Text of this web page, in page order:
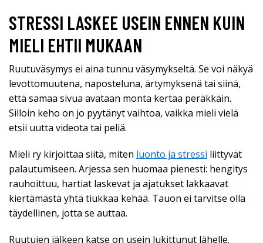
STRESSI LASKEE USEIN ENNEN KUIN
MIELI EHTII MUKAAN
Ruutuväsymys ei aina tunnu väsymykseltä. Se voi näkyä
levottomuutena, naposteluna, ärtymyksenä tai siinä,
että samaa sivua avataan monta kertaa peräkkäin.
Silloin keho on jo pyytänyt vaihtoa, vaikka mieli vielä
etsii uutta videota tai peliä.
Mieli ry kirjoittaa siitä, miten luonto ja stressi liittyvät
palautumiseen. Arjessa sen huomaa pienesti: hengitys
rauhoittuu, hartiat laskevat ja ajatukset lakkaavat
kiertämästä yhtä tiukkaa kehää. Tauon ei tarvitse olla
täydellinen, jotta se auttaa.
Ruutujen jälkeen katse on usein lukittunut lähelle.